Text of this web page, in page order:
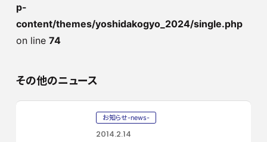
p-
content/themes/yoshidakogyo_2024/single.php
on line 74
その他のニュース
お知らせ-news-
2014.2.14